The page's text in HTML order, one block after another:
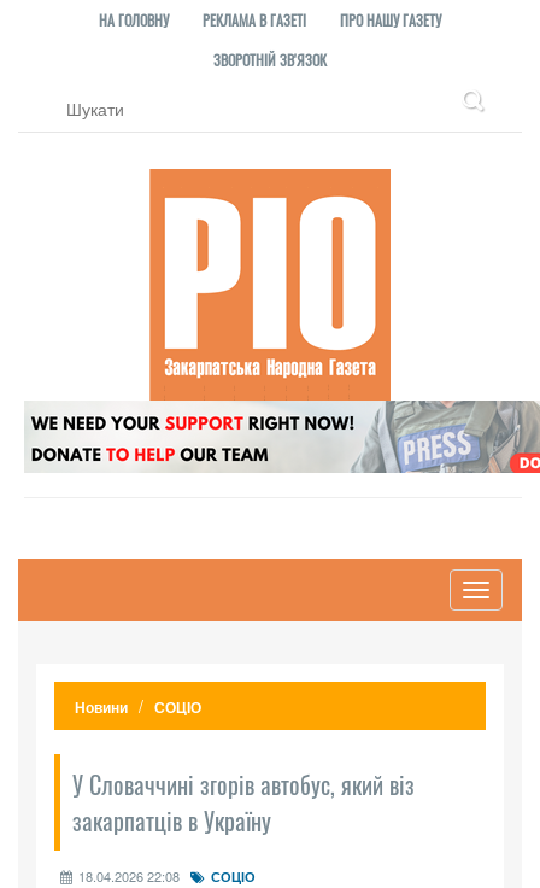
НА ГОЛОВНУ РЕКЛАМА В ГАЗЕТІ
ПРО НАШУ ГАЗЕТУ
ЗВОРОТНІЙ ЗВ'ЯЗОК
Toggle
Новини СОЦІО
У Словаччині згорів автобус, який віз
закарпатців в Україну
18.04.2026 22:08 СОЦІО